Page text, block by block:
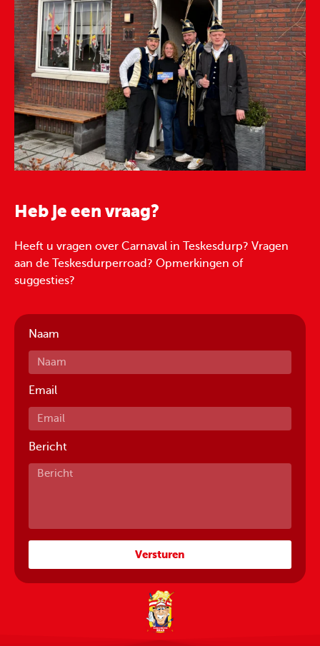
Heb je een vraag?
Heeft u vragen over Carnaval in Teskesdurp? Vragen
aan de Teskesdurperroad? Opmerkingen of
suggesties?
Naam
Email
Bericht
Versturen